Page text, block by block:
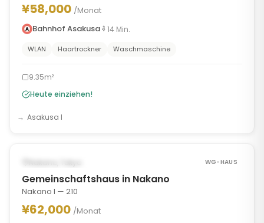
¥58,000 /Monat
Bahnhof Asakusa
14 Min.
WLAN Haartrockner Waschmaschine
9.35m²
Heute einziehen!
Asakusa I
Nakano, Tokyo WG-HAUS
Gemeinschaftshaus in Nakano
Nakano I — 210
¥62,000 /Monat